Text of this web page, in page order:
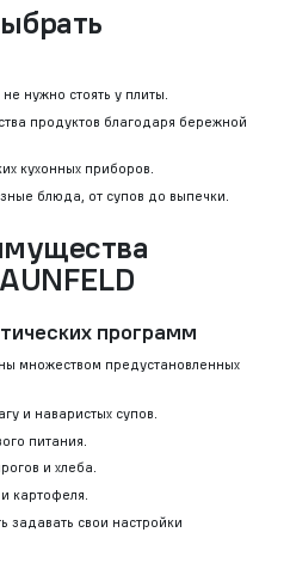
нужно стоять у плиты.
продуктов благодаря бережной
кухонных приборов.
блюда, от супов до выпечки.
программ
множеством предустановленных
и наваристых супов.
питания.
и хлеба.
картофеля.
задавать свои настройки